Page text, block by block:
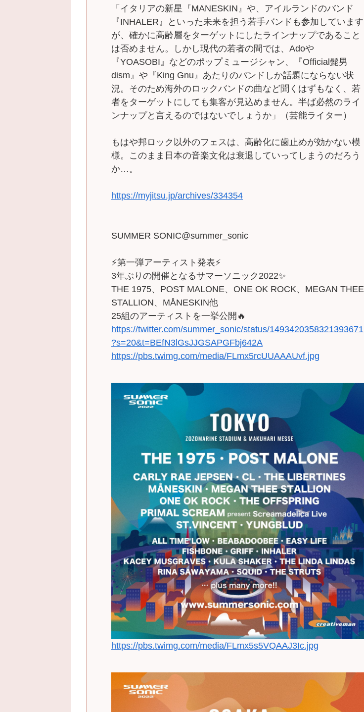
「イタリアの新星『MANESKIN』や、アイルランドのバンド
『INHALER』といった未来を担う若手バンドも参加しています
が、確かに高齢層をターゲットにしたラインナップであること
は否めません。しかし現代の若者の間では、Adoや
『YOASOBI』などのポップミュージシャン、『Official髭男
dism』や『King Gnu』あたりのバンドしか話題にならない状
況。そのため海外のロックバンドの曲など聞くはずもなく、若
者をターゲットにしても集客が見込めません。半ば必然のライ
ンナップと言えるのではないでしょうか」（芸能ライター）
もはや邦ロック以外のフェスは、高齢化に歯止めが効かない模
様。このまま日本の音楽文化は衰退していってしまうのだろう
か…。
https://myjitsu.jp/archives/334354
SUMMER SONIC@summer_sonic
⚡第一弾アーティスト発表⚡
3年ぶりの開催となるサマーソニック2022✨
THE 1975、POST MALONE、ONE OK ROCK、MEGAN THEE
STALLION、MÅNESKIN他
25組のアーティストを一挙公開🔥
https://twitter.com/summer_sonic/status/1493420358321393671
?s=20&t=BEfN3lGsJJGSAPGFbj642A
https://pbs.twimg.com/media/FLmx5rcUUAAAUvf.jpg
https://pbs.twimg.com/media/FLmx5s5VQAAJ3Ic.jpg